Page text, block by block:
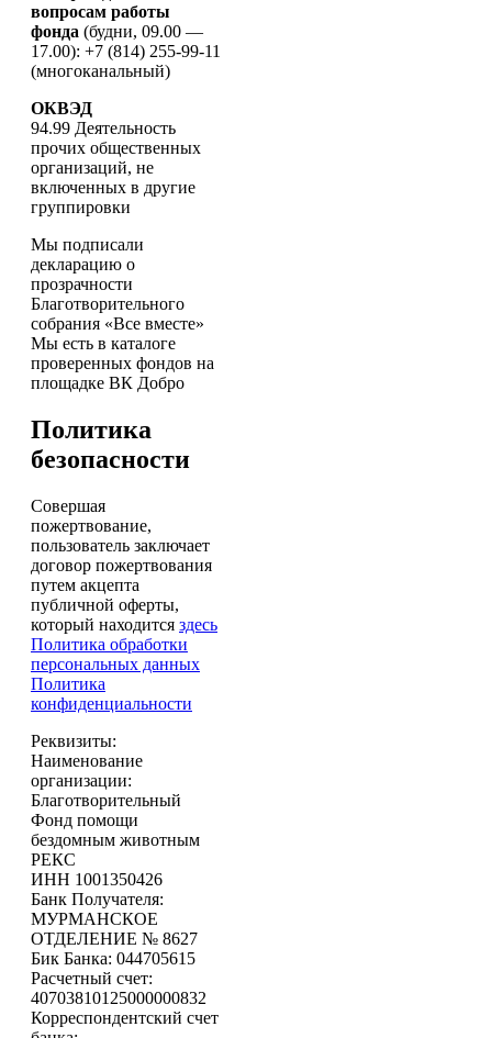
вопросам работы
фонда (будни, 09.00 —
17.00): +7 (814) 255-99-11
(многоканальный)
ОКВЭД
94.99 Деятельность
прочих общественных
организаций, не
включенных в другие
группировки
Мы подписали
декларацию о
прозрачности
Благотворительного
собрания «Все вместе»
Мы есть в каталоге
проверенных фондов на
площадке ВК Добро
Политика
безопасности
Совершая
пожертвование,
пользователь заключает
договор пожертвования
путем акцепта
публичной оферты,
который находится здесь
Политика обработки
персональных данных
Политика
конфиденциальности
Реквизиты:
Наименование
организации:
Благотворительный
Фонд помощи
бездомным животным
РЕКС
ИНН 1001350426
Банк Получателя:
МУРМАНСКОЕ
ОТДЕЛЕНИЕ № 8627
Бик Банка: 044705615
Расчетный счет:
40703810125000000832
Корреспондентский счет